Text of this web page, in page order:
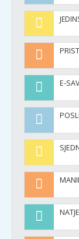
E-